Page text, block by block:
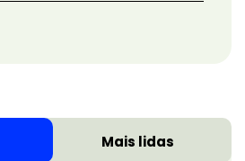
Mais lidas